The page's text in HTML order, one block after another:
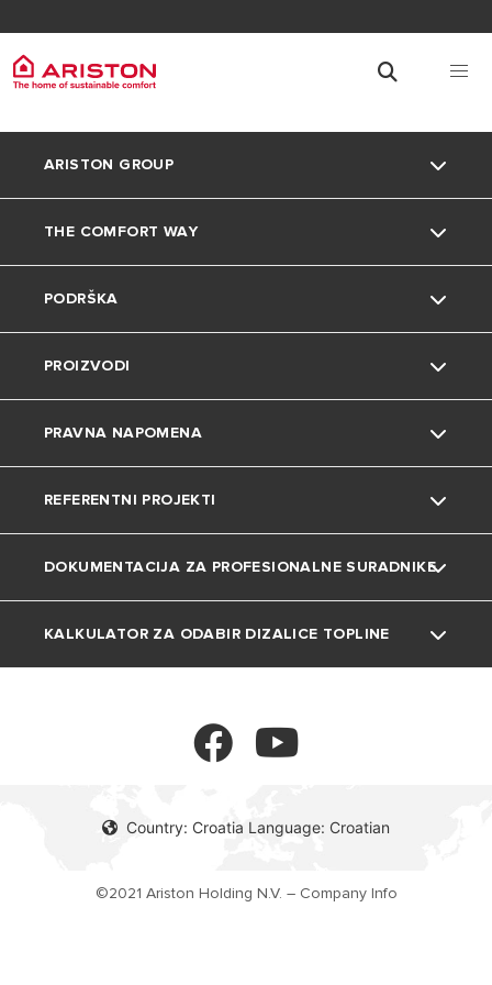
Country: Croatia Language: Croatian
ARISTON GROUP
O nama
Grupa
Karijera
THE COMFORT WAY
Okoliš
Savjeti i trikovi
Uređenje doma
PODRŠKA
Kontakt
Česta pitanja
Katalozi i dokumentacija
PROIZVODI
Grijalice vode
Dizalice topline
Plinski bojleri
Klima uređaji
Termoregulacija
PRAVNA NAPOMENA
Privatnost
Kolačići
REFERENTNI PROJEKTI
Projekti
DOKUMENTACIJA ZA PROFESIONALNE SURADNIKE
Tehnička dokumentacija
KALKULATOR ZA ODABIR DIZALICE TOPLINE
©2021 Ariston Holding N.V. – Company Info